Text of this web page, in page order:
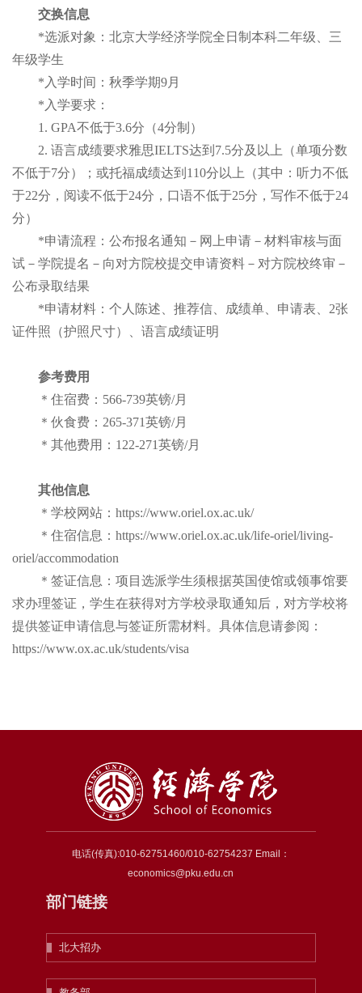
交换信息
*选派对象：北京大学经济学院全日制本科二年级、三
年级学生
*入学时间：秋季学期9月
*入学要求：
1. GPA不低于3.6分（4分制）
2. 语言成绩要求雅思IELTS达到7.5分及以上（单项分数
不低于7分）；或托福成绩达到110分以上（其中：听力不低
于22分，阅读不低于24分，口语不低于25分，写作不低于24
分）
*申请流程：公布报名通知－网上申请－材料审核与面
试－学院提名－向对方院校提交申请资料－对方院校终审－
公布录取结果
*申请材料：个人陈述、推荐信、成绩单、申请表、2张
证件照（护照尺寸）、语言成绩证明
参考费用
＊住宿费：566-739英镑/月
＊伙食费：265-371英镑/月
＊其他费用：122-271英镑/月
其他信息
＊学校网站：https://www.oriel.ox.ac.uk/
＊住宿信息：https://www.oriel.ox.ac.uk/life-oriel/living-
oriel/accommodation
＊签证信息：项目选派学生须根据英国使馆或领事馆要
求办理签证，学生在获得对方学校录取通知后，对方学校将
提供签证申请信息与签证所需材料。具体信息请参阅：
https://www.ox.ac.uk/students/visa
电话(传真):010-62751460/010-62754237 Email：
economics@pku.edu.cn
部门链接
北大招办